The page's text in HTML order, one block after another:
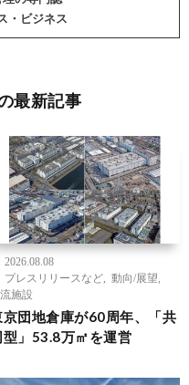
・ビジネス
最新記事
2026.08.08
プレスリリースなど
動向/展望
施設
京団地倉庫が60周年、「共
型」53.8万㎡を運営